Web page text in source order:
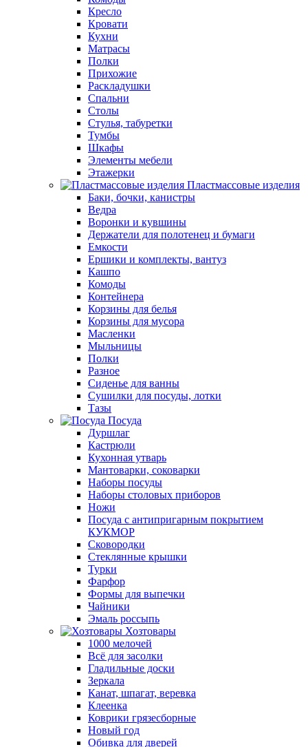
Кресло
Кровати
Кухни
Матрасы
Полки
Прихожие
Раскладушки
Спальни
Столы
Стулья, табуретки
Тумбы
Шкафы
Элементы мебели
Этажерки
Пластмассовые изделия
Баки, бочки, канистры
Ведра
Воронки и кувшины
Держатели для полотенец и бумаги
Емкости
Ершики и комплекты, вантуз
Кашпо
Комоды
Контейнера
Корзины для белья
Корзины для мусора
Масленки
Мыльницы
Полки
Разное
Сиденье для ванны
Сушилки для посуды, лотки
Тазы
Посуда
Дуршлаг
Кастрюли
Кухонная утварь
Мантоварки, соковарки
Наборы посуды
Наборы столовых приборов
Ножи
Посуда с антипригарным покрытием
КУКМОР
Сковородки
Стеклянные крышки
Турки
Фарфор
Формы для выпечки
Чайники
Эмаль россыпь
Хозтовары
1000 мелочей
Всё для засолки
Гладильные доски
Зеркала
Канат, шпагат, веревка
Клеенка
Коврики грязесборные
Новый год
Обивка для дверей